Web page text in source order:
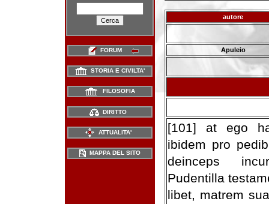
FORUM
STORIA E CIVILTA'
FILOSOFIA
DIRITTO
ATTUALITA'
MAPPA DEL SITO
autore
Apuleio
[101] at ego
ibidem pro
deinceps
Pudentilla
libet, matrem